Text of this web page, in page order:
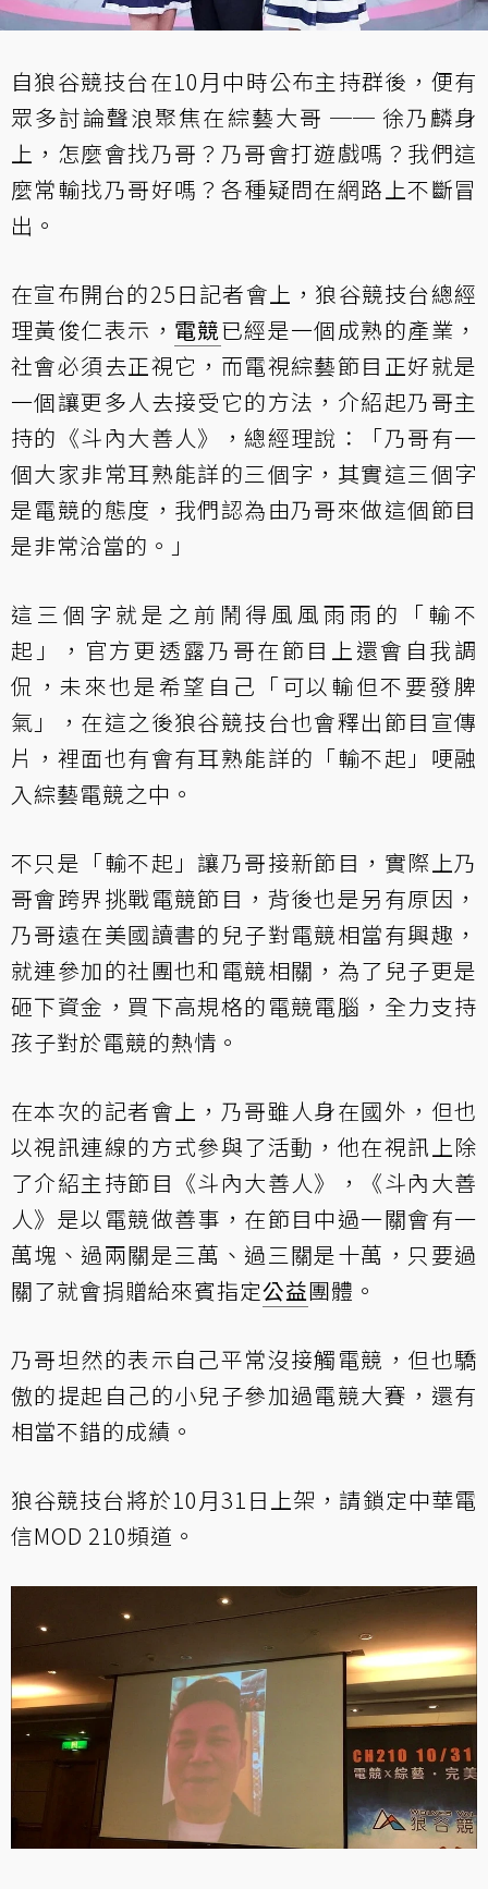
自狼谷競技台在10月中時公布主持群後，便有
眾多討論聲浪聚焦在綜藝大哥 ── 徐乃麟身
上，怎麼會找乃哥？乃哥會打遊戲嗎？我們這
麼常輸找乃哥好嗎？各種疑問在網路上不斷冒
出。
在宣布開台的25日記者會上，狼谷競技台總經
理黃俊仁表示， 電競已經是一個成熟的產業，
社會必須去正視它，而電視綜藝節目正好就是
一個讓更多人去接受它的方法，介紹起乃哥主
持的《斗內大善人》，總經理說：「乃哥有一
個大家非常耳熟能詳的三個字，其實這三個字
是電競的態度，我們認為由乃哥來做這個節目
是非常洽當的。」
這三個字就是之前鬧得風風雨雨的「輸不
起」，官方更透露乃哥在節目上還會自我調
侃，未來也是希望自己「可以輸但不要發脾
氣」，在這之後狼谷競技台也會釋出節目宣傳
片，裡面也有會有耳熟能詳的「輸不起」哽融
入綜藝電競之中。
不只是「輸不起」讓乃哥接新節目，實際上乃
哥會跨界挑戰電競節目，背後也是另有原因，
乃哥遠在美國讀書的兒子對電競相當有興趣，
就連參加的社團也和電競相關，為了兒子更是
砸下資金，買下高規格的電競電腦，全力支持
孩子對於電競的熱情。
在本次的記者會上，乃哥雖人身在國外，但也
以視訊連線的方式參與了活動，他在視訊上除
了介紹主持節目《斗內大善人》，《斗內大善
人》是以電競做善事，在節目中過一關會有一
萬塊、過兩關是三萬、過三關是十萬，只要過
關了就會捐贈給來賓指定公益團體。
乃哥坦然的表示自己平常沒接觸電競，但也驕
傲的提起自己的小兒子參加過電競大賽，還有
相當不錯的成績。
狼谷競技台將於10月31日上架，請鎖定中華電
信MOD 210頻道。